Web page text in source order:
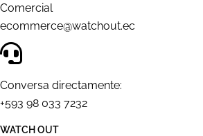
Comercial
ecommerce@watchout.ec
Conversa directamente:
+593 98 033 7232
WATCH OUT